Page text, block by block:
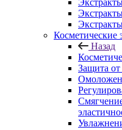
Косметические
Назад
Защита